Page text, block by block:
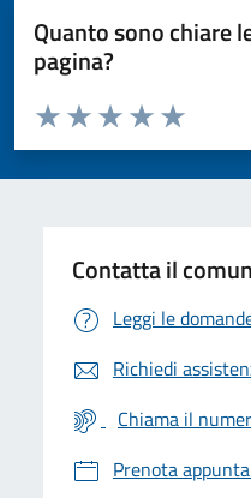
Quanto sono chiare
pagina?
Valuta da 1 a 5 stelle la pagina
Valuta 5
Valuta 4 stelle
Valuta 3 stelle su 5
Valuta 2 stelle su 5
Valuta 1 stelle su 5
Contatta il
Leggi le
Richiedi
Chiama il
Prenota